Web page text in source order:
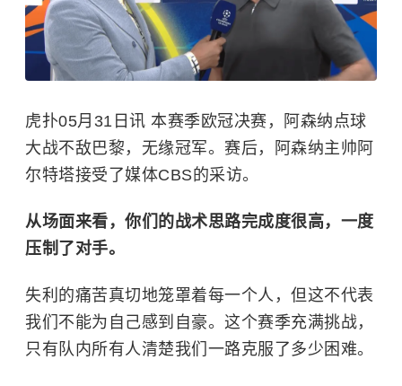
虎扑05月31日讯 本赛季欧冠决赛，阿森纳点球
大战不敌巴黎，无缘冠军。赛后，阿森纳主帅阿
尔特塔接受了媒体CBS的采访。
从场面来看，你们的战术思路完成度很高，一度
压制了对手。
失利的痛苦真切地笼罩着每一个人，但这不代表
我们不能为自己感到自豪。这个赛季充满挑战，
只有队内所有人清楚我们一路克服了多少困难。